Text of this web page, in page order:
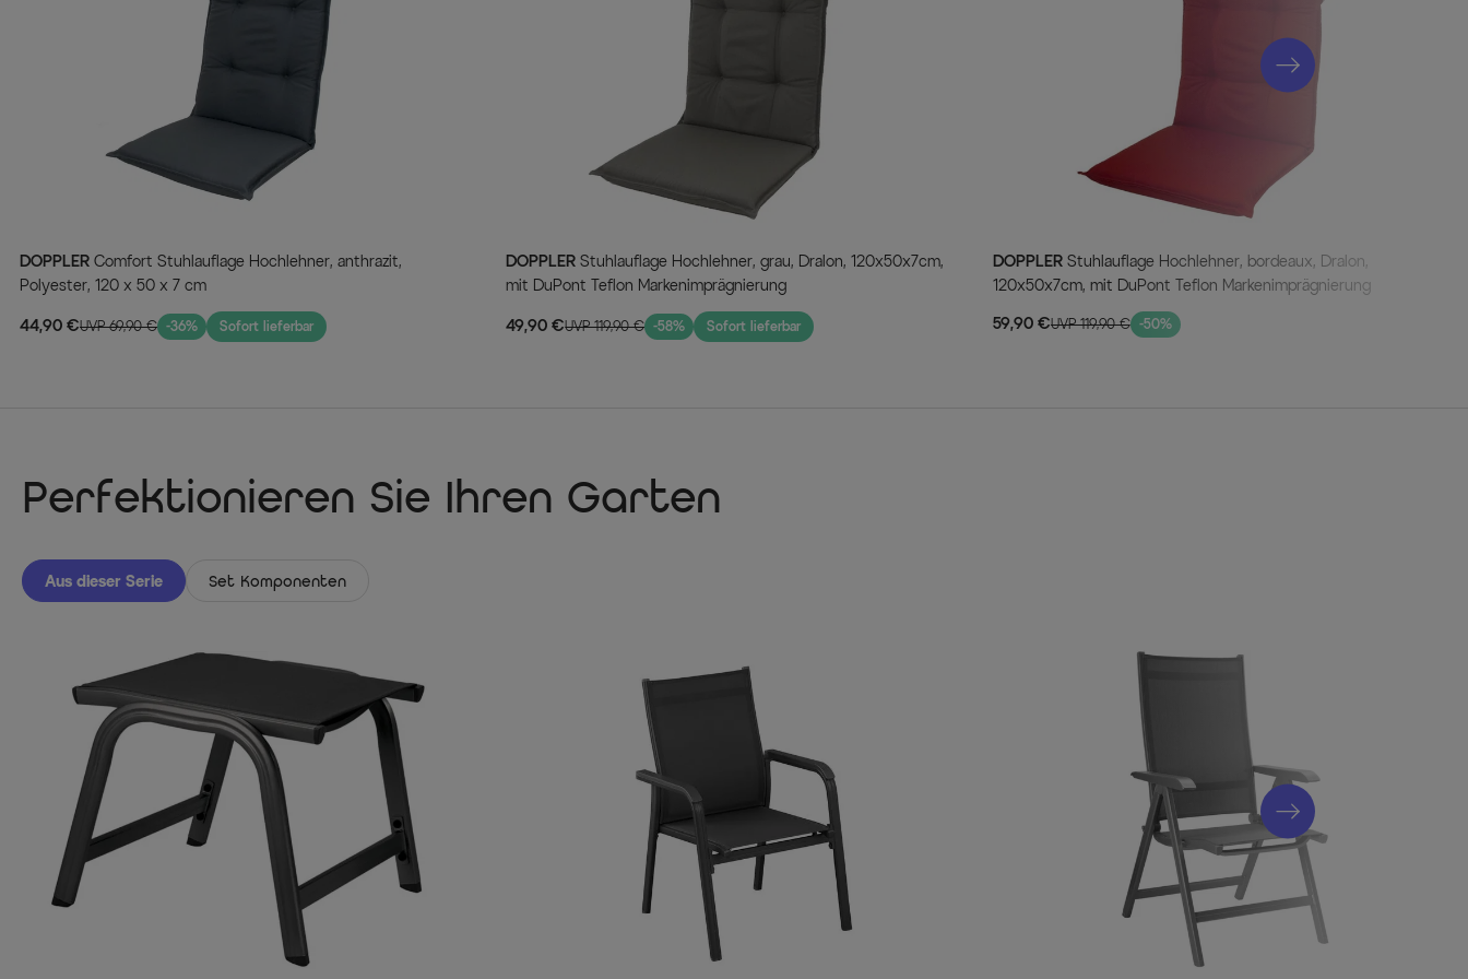
reinigen.
Lieferumfang
1x SIENA GARDEN Miros Esstisch, anthrazit, ca. 180/240 x 90 cm
6x KETTLER Basic Plus Premium Klappstühle, silber/lakritz, ca. 69,5 x 65,5 x 98 cm
(0102401-7000)
DOPPLER
Polyester, 120 x 50 x 7 cm
44,90 €UVP 69,90 € -36% Sofort lieferbar
DOPPLER Stuhlauflage Hochlehner, grau, Dralon, 120x50x7cm,
mit DuPont Teflon Markenimprägnierung
49,90 €UVP 119,90 € -58% Sofort lieferbar
DOPPLERStuhlauflage Hochlehner, bordeaux, Dralon,
120x50x7cm, mit DuPont Teflon Markenimprägnierung
59,90 €UVP 119,90 € -50%
Perfektionieren Sie Ihren Garten
Aus dieser Serie Set Komponenten